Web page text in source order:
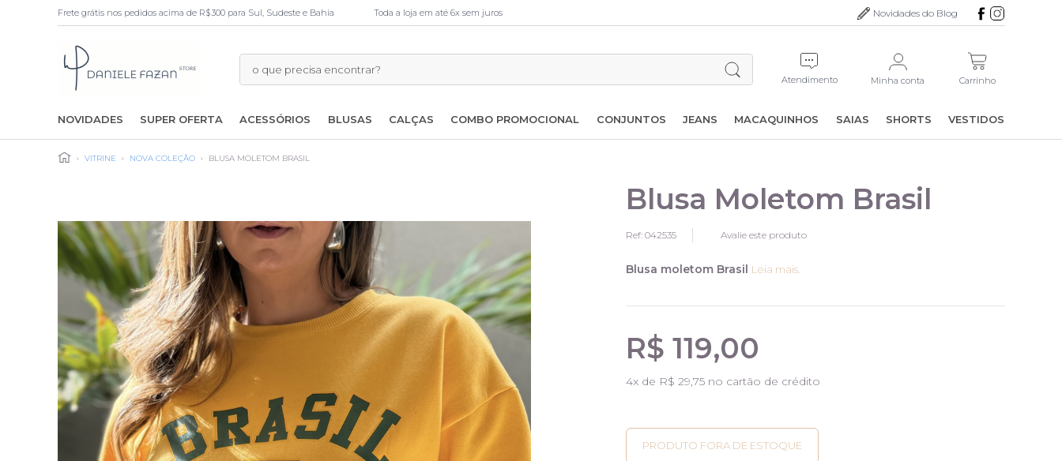
Frete grátis nos pedidos acima de R$300 para Sul, Sudeste e Bahia Toda a loja em até 6x sem juros Novidades do Blog
Atendimento Minha conta Carrinho
NOVIDADES SUPER OFERTA ACESSÓRIOS BLUSAS CALÇAS COMBO PROMOCIONAL CONJUNTOS JEANS MACAQUINHOS SAIAS SHORTS VESTIDOS
› VITRINE › NOVA COLEÇÃO › BLUSA MOLETOM BRASIL
Blusa Moletom Brasil
Ref: 042535 Avalie este produto
Blusa moletom Brasil Leia mais.
R$ 119,00
4x de R$ 29,75no cartão de crédito